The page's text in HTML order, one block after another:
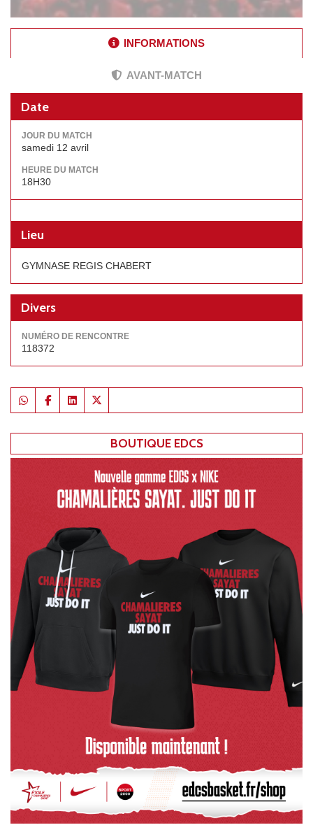
INFORMATIONS
AVANT-MATCH
Date
JOUR DU MATCH
samedi 12 avril
HEURE DU MATCH
18H30
Lieu
GYMNASE REGIS CHABERT
Divers
NUMÉRO DE RENCONTRE
118372
BOUTIQUE EDCS